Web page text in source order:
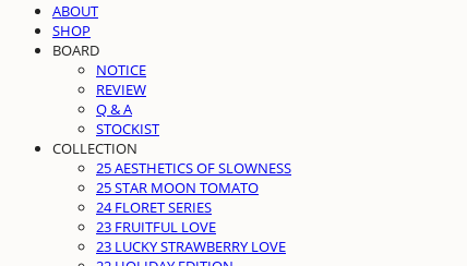
ABOUT
SHOP
BOARD
NOTICE
REVIEW
Q & A
STOCKIST
COLLECTION
25 AESTHETICS OF SLOWNESS
25 STAR MOON TOMATO
24 FLORET SERIES
23 FRUITFUL LOVE
23 LUCKY STRAWBERRY LOVE